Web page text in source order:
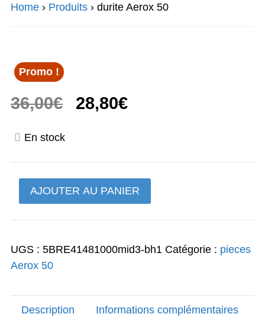
Home › Produits › durite Aerox 50
Promo !
36,00€
Le
était :
36,00€.
28,80€Le
est :
28,80€.
En stock
quantité
de
durite
50
AJOUTER AU PANIER
UGS : 5BRE41481000mid3-bh1 Catégorie : pieces
Aerox 50
Description Informations complémentaires